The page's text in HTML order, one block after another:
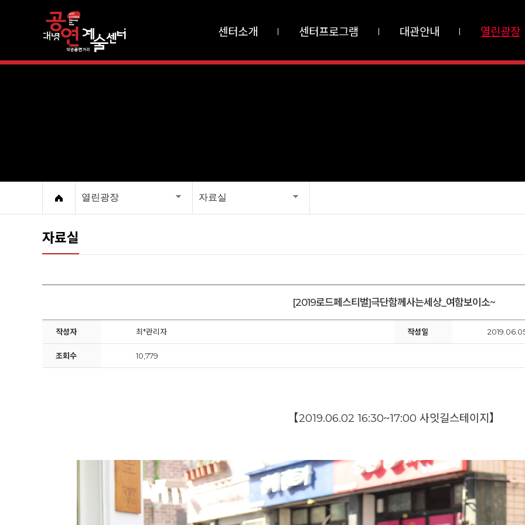
센터소개 센터프로그램 대관안내 열린광장
열린광장 자료실
자료실
[2019로드페스티벌]극단함께사는세상_여함보이소~
작성자 최*관리자 작성일
조회수 10,779
【2019.06.02 16:30~17:00 사잇길스테이지 】